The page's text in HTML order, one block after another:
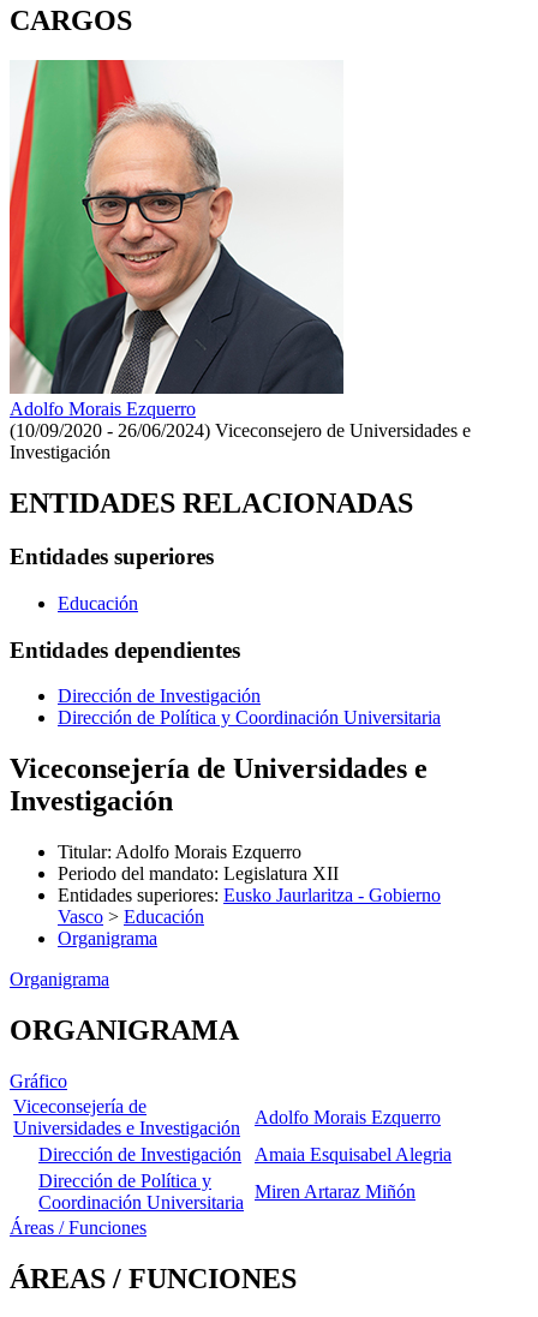
CARGOS
Adolfo Morais Ezquerro
(10/09/2020 - 26/06/2024) Viceconsejero de Universidades e
Investigación
ENTIDADES RELACIONADAS
Entidades superiores
Educación
Entidades dependientes
Dirección de Investigación
Dirección de Política y Coordinación Universitaria
Viceconsejería de Universidades e
Investigación
Titular: Adolfo Morais Ezquerro
Periodo del mandato: Legislatura XII
Entidades superiores: Eusko Jaurlaritza - Gobierno
Vasco > Educación
Organigrama
Organigrama
ORGANIGRAMA
Gráfico
Viceconsejería de
Universidades e Investigación
Adolfo Morais Ezquerro
Dirección de Investigación
Amaia Esquisabel Alegria
Dirección de Política y
Coordinación Universitaria
Miren Artaraz Miñón
Áreas / Funciones
ÁREAS / FUNCIONES